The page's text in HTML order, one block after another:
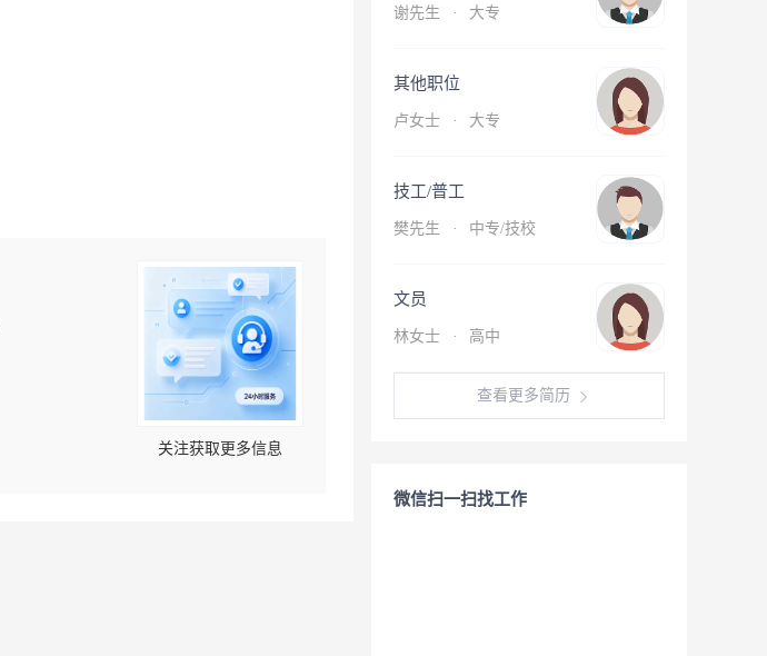
关注获取更多信息
谢先生 · 大专
其他职位
卢女士 · 大专
技工/普工
樊先生 · 中专/技校
文员
林女士 · 高中
查看更多简历
微信扫一扫找工作